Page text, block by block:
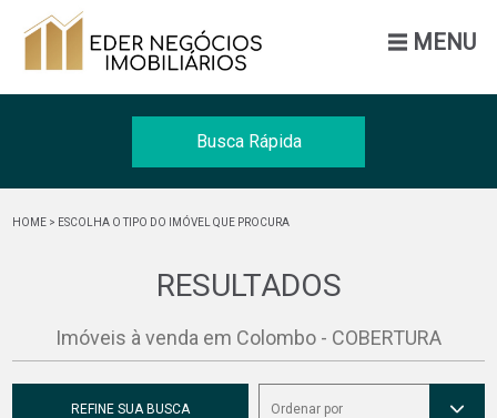
MENU
Busca Rápida
Venda
HOME > ESCOLHA O TIPO DO IMÓVEL QUE PROCURA
RESULTADOS
Imóveis à venda em Colombo - COBERTURA
REFINE SUA BUSCA Ordenar por